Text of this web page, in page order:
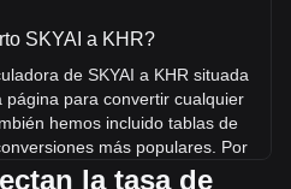
SKYAI a KHR?
de SKYAI a KHR situada
para convertir cualquier
hemos incluido tablas de
más populares. Por
SKYAI, mientras que 5
la tasa de